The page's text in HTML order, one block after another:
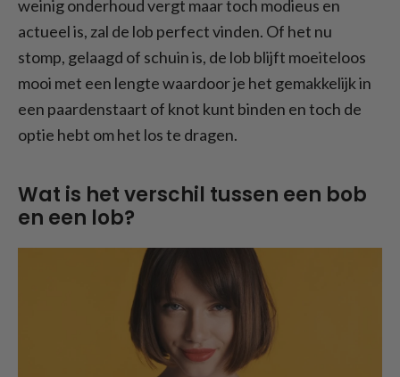
weinig onderhoud vergt maar toch modieus en
actueel is, zal de lob perfect vinden. Of het nu
stomp, gelaagd of schuin is, de lob blijft moeiteloos
mooi met een lengte waardoor je het gemakkelijk in
een paardenstaart of knot kunt binden en toch de
optie hebt om het los te dragen.
Wat is het verschil tussen een bob
en een lob?